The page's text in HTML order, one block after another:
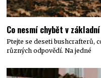
Co nesmí chybět v
Ptejte se deseti bushcrafterů,
různých odpovědí. Na jedné